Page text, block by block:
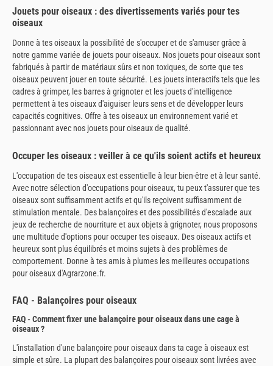
Jouets pour oiseaux : des divertissements variés pour tes
oiseaux
Donne à tes oiseaux la possibilité de s'occuper et de s'amuser grâce à
notre gamme variée de jouets pour oiseaux. Nos jouets pour oiseaux sont
fabriqués à partir de matériaux sûrs et non toxiques, de sorte que tes
oiseaux peuvent jouer en toute sécurité. Les jouets interactifs tels que les
cadres à grimper, les barres à grignoter et les jouets d'intelligence
permettent à tes oiseaux d'aiguiser leurs sens et de développer leurs
capacités cognitives. Offre à tes oiseaux un environnement varié et
passionnant avec nos jouets pour oiseaux de qualité.
Occuper les oiseaux : veiller à ce qu'ils soient actifs et heureux
L'occupation de tes oiseaux est essentielle à leur bien-être et à leur santé.
Avec notre sélection d'occupations pour oiseaux, tu peux t'assurer que tes
oiseaux sont suffisamment actifs et qu'ils reçoivent suffisamment de
stimulation mentale. Des balançoires et des possibilités d'escalade aux
jeux de recherche de nourriture et aux objets à grignoter, nous proposons
une multitude d'options pour occuper tes oiseaux. Des oiseaux actifs et
heureux sont plus équilibrés et moins sujets à des problèmes de
comportement. Donne à tes amis à plumes les meilleures occupations
pour oiseaux d'Agrarzone.fr.
FAQ - Balançoires pour oiseaux
FAQ - Comment fixer une balançoire pour oiseaux dans une cage à
oiseaux ?
L'installation d'une balançoire pour oiseaux dans ta cage à oiseaux est
simple et sûre. La plupart des balançoires pour oiseaux sont livrées avec